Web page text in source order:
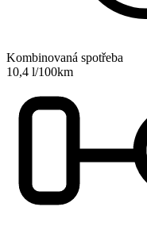
Kombinovaná spotřeba
10,4 l/100km